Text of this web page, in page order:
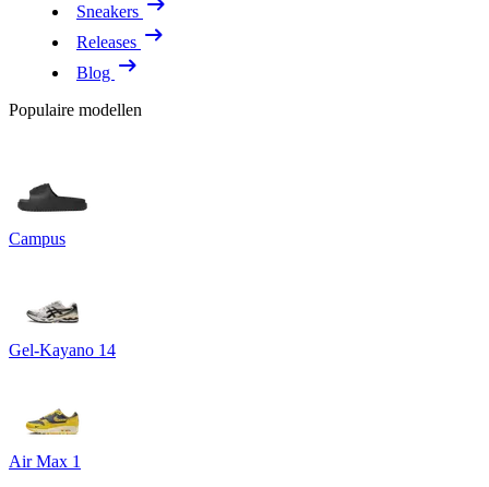
Sneakers
Releases
Blog
Populaire modellen
Campus
Gel-Kayano 14
Air Max 1